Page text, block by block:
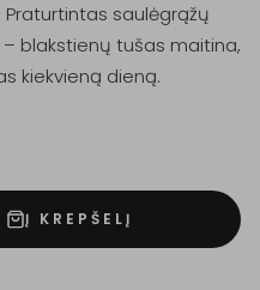
saulėgrąžų
– blakstienų tušas maitina,
kiekvieną dieną.
Į KREPŠELĮ